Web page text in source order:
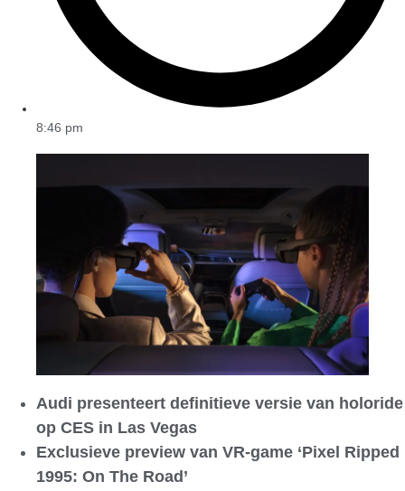
8:46 pm
Audi presenteert definitieve versie van holoride
op CES in Las Vegas
Exclusieve preview van VR-game ‘Pixel Ripped
1995: On The Road’